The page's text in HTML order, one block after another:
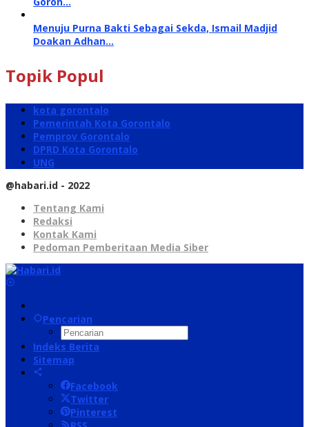
Menuju Purna Bakti Sebagai Sekda, Ismail Madjid
Doakan Adhan…
Topik Popul
kota gorontalo
Pemerintah Kota Gorontalo
Pemprov Gorontalo
DPRD Kota Gorontalo
UNG
@habari.id - 2022
Tentang Kami
Redaksi
Kontak Kami
Pedoman Pemberitaan Media Siber
Pencarian
Indeks Berita
Sitemap
Facebook
Twitter
Pinterest